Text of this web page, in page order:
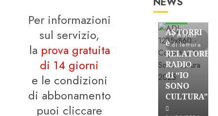
Per informazioni
sul servizio,
la prova gratuita
di 14 giorni
e le condizioni
di abbonamento
puoi cliccare
1 minuti
di lettura
Astorri News
ASTORRI
è
RELATORE
RADIO
di “IO
SONO
CULTURA”